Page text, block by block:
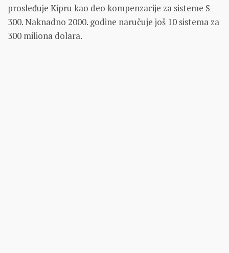
prosleđuje Kipru kao deo kompenzacije za sisteme S-
300. Naknadno 2000. godine naručuje još 10 sistema za
300 miliona dolara.